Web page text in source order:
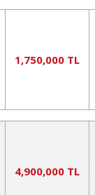
1,750,000 TL
4,900,000 TL